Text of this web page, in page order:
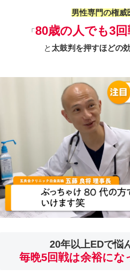
男性専門の権威
「 80歳の人でも3回
と 太鼓判を押すほどの
20年以上EDで悩
毎晩5回戦は余裕にな